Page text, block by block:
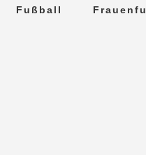
Fußball